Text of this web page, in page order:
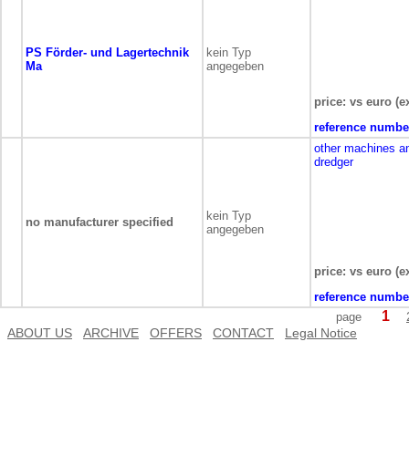
PS Förder- und Lagertechnik
Ma
kein Typ
angegeben
price: vs euro
reference
no manufacturer specified
kein Typ
angegeben
other machines
dredger
price: vs euro
reference
page
1
ABOUT US
ARCHIVE OFFERS CONTACT Legal Notice